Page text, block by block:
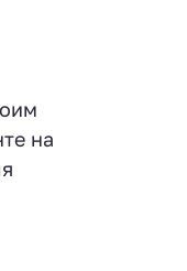
на